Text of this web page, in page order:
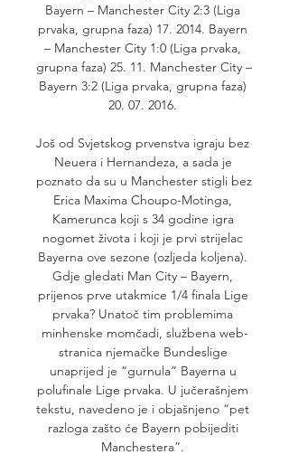
Bayern – Manchester City 2:3 (Liga
prvaka, grupna faza) 17. 2014. Bayern
– Manchester City 1:0 (Liga prvaka,
grupna faza) 25. 11. Manchester City –
Bayern 3:2 (Liga prvaka, grupna faza)
20. 07. 2016.
Još od Svjetskog prvenstva igraju bez
Neuera i Hernandeza, a sada je
poznato da su u Manchester stigli bez
Erica Maxima Choupo-Motinga,
Kamerunca koji s 34 godine igra
nogomet života i koji je prvi strijelac
Bayerna ove sezone (ozljeda koljena).
Gdje gledati Man City – Bayern,
prijenos prve utakmice 1/4 finala Lige
prvaka? Unatoč tim problemima
minhenske momčadi, službena web-
stranica njemačke Bundeslige
unaprijed je “gurnula” Bayerna u
polufinale Lige prvaka. U jučerašnjem
tekstu, navedeno je i objašnjeno “pet
razloga zašto će Bayern pobijediti
Manchestera”.